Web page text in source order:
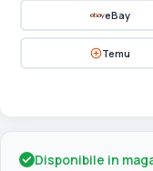
eBay
Temu
Disponibile in